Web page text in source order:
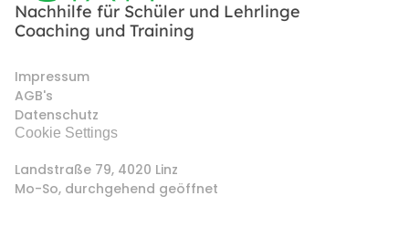
Nachhilfe für Schüler und Lehrlinge
Coaching und Training
Impressum
AGB's
Datenschutz
Cookie Settings
Landstraße 79, 4020 Linz
Mo-So, durchgehend geöffnet